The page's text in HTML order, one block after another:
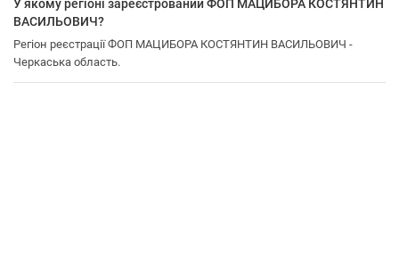
У якому регіоні зареєстрований ФОП МАЦИБОРА КОСТЯНТИН
ВАСИЛЬОВИЧ?
Регіон реєстрації ФОП МАЦИБОРА КОСТЯНТИН ВАСИЛЬОВИЧ -
Черкаська область.